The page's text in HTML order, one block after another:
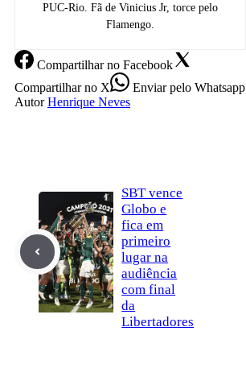
PUC-Rio. Fã de Vinicius Jr, torce pelo
Flamengo.
Compartilharno Facebook
Compartilharno X Enviarpelo Whatsapp
Autor Henrique Neves
SBT vence
Globo e
fica em
primeiro
lugar na
audiência
com final
da
Libertadores